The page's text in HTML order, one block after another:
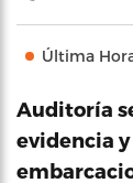
Última
Auditoría
evidencia